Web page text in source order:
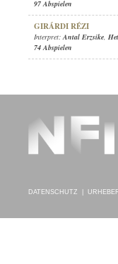
97 Abspielen
GIRÁRDI RÉZI
Interpret:Antal Erzsike,
74 Abspielen
DATENSCHUTZ